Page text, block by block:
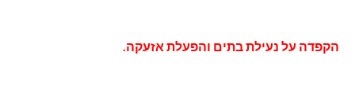
הקפדה על נעילת בתים והפעלת אזעקה.